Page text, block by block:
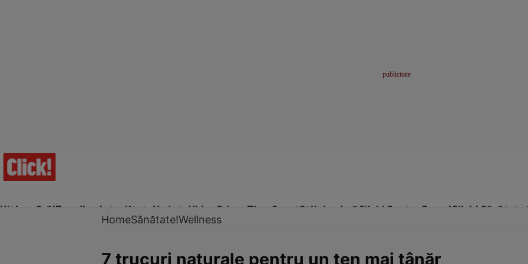
Ultima Oră!Trending Actualitate Vedete Video Prime Time SportStil de viațăClick! Pentru FemeiClick! Sănătate
HomeSănătate!Wellness
7 trucuri naturale pentru un ten mai tânăr